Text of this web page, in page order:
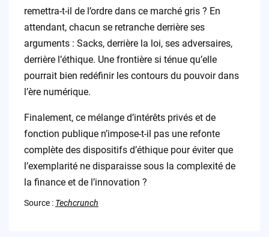
remettra-t-il de l’ordre dans ce marché gris ? En
attendant, chacun se retranche derrière ses
arguments : Sacks, derrière la loi, ses adversaires,
derrière l’éthique. Une frontière si ténue qu’elle
pourrait bien redéfinir les contours du pouvoir dans
l’ère numérique.
Finalement, ce mélange d’intérêts privés et de
fonction publique n’impose-t-il pas une refonte
complète des dispositifs d’éthique pour éviter que
l’exemplarité ne disparaisse sous la complexité de
la finance et de l’innovation ?
Source : Techcrunch